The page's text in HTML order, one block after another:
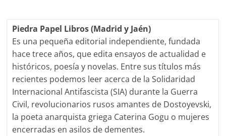
Piedra Papel Libros (Madrid y Jaén)
Es una pequeña editorial independiente, fundada
hace trece años, que edita ensayos de actualidad e
históricos, poesía y novelas. Entre sus títulos más
recientes podemos leer acerca de la Solidaridad
Internacional Antifascista (SIA) durante la Guerra
Civil, revolucionarios rusos amantes de Dostoyevski,
la poeta anarquista griega Caterina Gogu o mujeres
encerradas en asilos de dementes.